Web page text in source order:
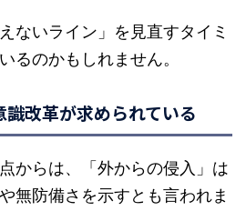
ないライン」を見直すタイミ
るのかもしれません。
改革が求められている
からは、「外からの侵入」は
無防備さを示すとも言われま